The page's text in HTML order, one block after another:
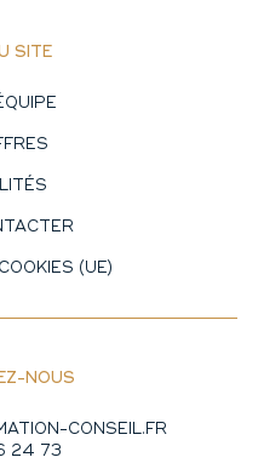
SITE
(UE)
NOUS
CONSEIL.FR
24 73